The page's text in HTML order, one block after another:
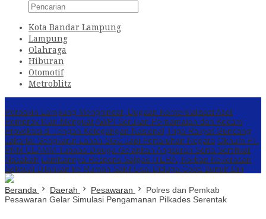
Kota Bandar Lampung
Lampung
Olahraga
Hiburan
Otomotif
Metroblitz
Perbakin Lampung Menghindar, Dugaan Komersialisasi Aset
Pemprov Kian MenguatAWPI Serukan Perdamaian dan Kecam
Provokasi di Tengah Ketegangan Nasional Triga Rakyat Guncang
Jakarta: Sengkarut Lahan SGC Jadi Pertaruhan Negara Oknum PT.
PNM ULAMM Tubaba Diduga Gelapkan Angsuran Serta Sertifikat
Nasabah Lambannya Respons Satgas ITERA, Korban Kekerasan
Seksual Dilarikan ke Rumah Sakit Usai Diduga Coba Bunuh Diri
Beranda Daerah Pesawaran
Polres dan Pemkab
Pesawaran Gelar Simulasi Pengamanan Pilkades Serentak